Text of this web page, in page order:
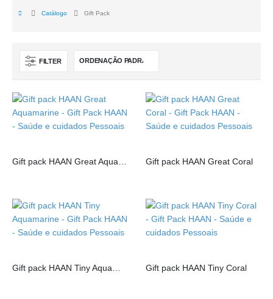
Catálogo Gift Pack
FILTER
Gift pack HAAN Great Coral
Gift pack HAAN Tiny Coral